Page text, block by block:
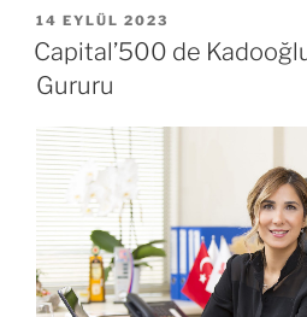
14 EYLÜL 2023
Capital’500 de
Gururu